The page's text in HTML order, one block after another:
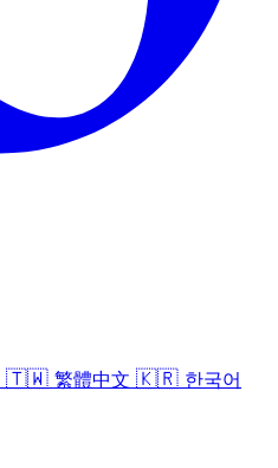
🇹🇼 繁體中文 🇰🇷 한국어